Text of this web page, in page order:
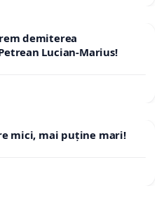
demiterea
Lucian-Marius!
mici, mai puține mari!